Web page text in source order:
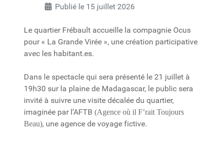
Publié le 15 juillet 2026
Le quartier Frébault accueille la compagnie Ocus
pour « La Grande Virée », une création participative
avec les habitant.es.
Dans le spectacle qui sera présenté le 21 juillet à
19h30 sur la plaine de Madagascar, le public sera
invité à suivre une visite décalée du quartier,
imaginée par l’AFTB (Agence où il F’rait Toujours
Beau), une agence de voyage fictive.